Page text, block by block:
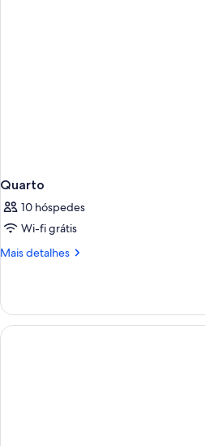
Quarto
10 hóspedes
Wi-fi grátis
Mais detalhes
Mais
quarto:
Quarto